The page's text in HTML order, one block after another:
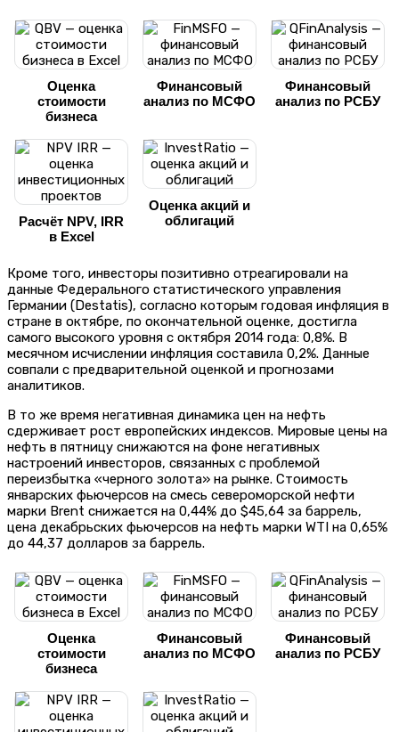
Оценка
стоимости
бизнеса
Финансовый
анализ по МСФО
Финансовый
анализ по РСБУ
Расчёт NPV, IRR
в Excel
Оценка акций и
облигаций
Кроме того, инвесторы позитивно отреагировали на
данные Федерального статистического управления
Германии (Destatis), согласно которым годовая инфляция в
стране в октябре, по окончательной оценке, достигла
самого высокого уровня с октября 2014 года: 0,8%. В
месячном исчислении инфляция составила 0,2%. Данные
совпали с предварительной оценкой и прогнозами
аналитиков.
В то же время негативная динамика цен на нефть
сдерживает рост европейских индексов. Мировые цены на
нефть в пятницу снижаются на фоне негативных
настроений инвесторов, связанных с проблемой
переизбытка «черного золота» на рынке. Стоимость
январских фьючерсов на смесь североморской нефти
марки Brent снижается на 0,44% до $45,64 за баррель,
цена декабрьских фьючерсов на нефть марки WTI на 0,65%
до 44,37 долларов за баррель.
Оценка
стоимости
бизнеса
Финансовый
анализ по МСФО
Финансовый
анализ по РСБУ